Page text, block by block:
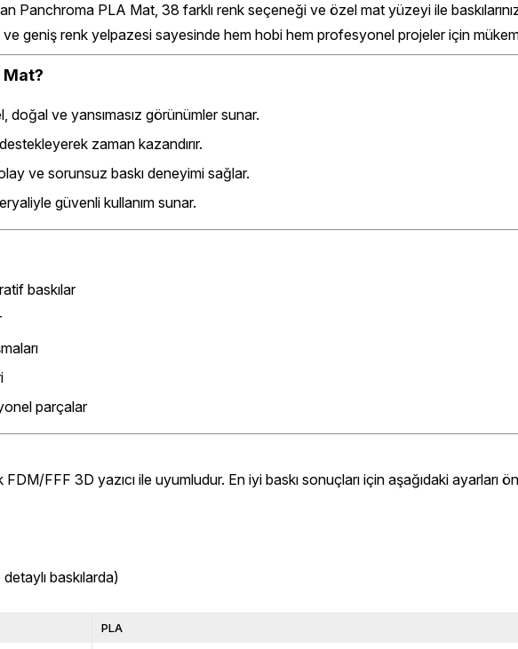
Panchroma PLA Mat, 38 farklı renk seçeneği ve özel mat yüzeyi ile
geniş renk yelpazesi sayesinde hem hobi hem profesyonel projeler için
Mat?
ve yansımasız görünümler sunar.
zaman kazandırır.
ve sorunsuz baskı deneyimi sağlar.
güvenli kullanım sunar.
baskılar
parçalar
FFF 3D yazıcı ile uyumludur. En iyi baskı sonuçları için aşağıdaki ayarları
baskılarda)
PLA